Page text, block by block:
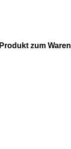
Produkt zum